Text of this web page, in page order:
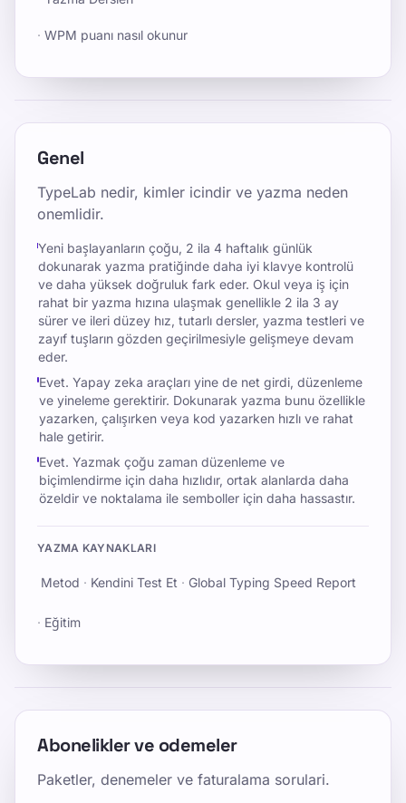
· WPM puanı nasıl okunur
Genel
TypeLab nedir, kimler icindir ve yazma neden
onemlidir.
Yeni başlayanların çoğu, 2 ila 4 haftalık günlük
dokunarak yazma pratiğinde daha iyi klavye kontrolü
ve daha yüksek doğruluk fark eder. Okul veya iş için
rahat bir yazma hızına ulaşmak genellikle 2 ila 3 ay
sürer ve ileri düzey hız, tutarlı dersler, yazma testleri ve
zayıf tuşların gözden geçirilmesiyle gelişmeye devam
eder.
Evet. Yapay zeka araçları yine de net girdi, düzenleme
ve yineleme gerektirir. Dokunarak yazma bunu özellikle
yazarken, çalışırken veya kod yazarken hızlı ve rahat
hale getirir.
Evet. Yazmak çoğu zaman düzenleme ve
biçimlendirme için daha hızlıdır, ortak alanlarda daha
özeldir ve noktalama ile semboller için daha hassastır.
YAZMA KAYNAKLARI
Metod · Kendini Test Et · Global Typing Speed Report
· Eğitim
Abonelikler ve odemeler
Paketler, denemeler ve faturalama sorulari.